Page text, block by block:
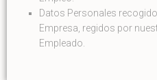
Datos Personales
Empresa, regidos por
Empleado.